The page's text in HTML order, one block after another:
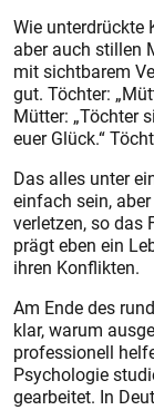
Wie unterdrückte
aber auch stillen
mit sichtbarem
gut. Töchter:
Mütter: „Töchter
euer Glück.“
Das alles unter
einfach sein,
verletzen, so das
prägt eben ein
ihren Konflikten.
Am Ende des
klar, warum
professionell
Psychologie
gearbeitet. In